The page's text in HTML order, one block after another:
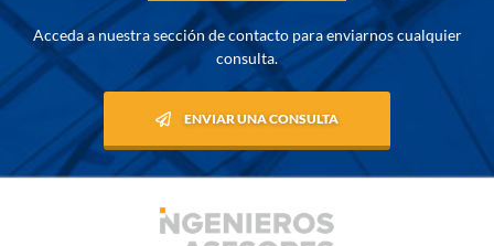
Acceda a nuestra sección de contacto para enviarnos cualquier
consulta.
ENVIAR UNA CONSULTA